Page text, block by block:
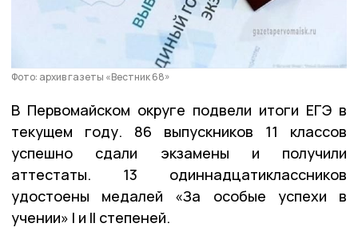
Фото: архив газеты «Вестник 68»
В Первомайском округе подвели итоги ЕГЭ в
текущем году. 86 выпускников 11 классов
успешно сдали экзамены и получили
аттестаты. 13 одиннадцатиклассников
удостоены медалей «За особые успехи в
учении» I и II степеней.